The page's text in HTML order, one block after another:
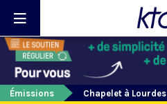
Émissions
Chapelet à Lourdes